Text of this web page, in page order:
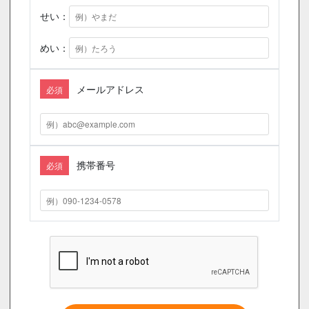
せい：
めい：
必須 メールアドレス
必須 携帯番号